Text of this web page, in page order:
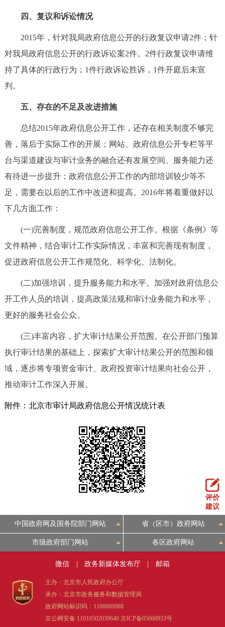
四、复议和诉讼情况
2015年，针对我局政府信息公开的行政复议申请2件；针
对我局政府信息公开的行政诉讼案2件。2件行政复议申请维
持了具体的行政行为；1件行政诉讼胜诉，1件开庭后未宣
判。
五、存在的不足及改进措施
总结2015年政府信息公开工作，还存在相关制度不够完
善，落后于实际工作的开展；网站、政府信息公开专栏等平
台与渠道建设与审计业务的融合还有发展空间、服务能力还
有待进一步提升；政府信息公开工作的内部培训较少等不
足，需要在以后的工作中改进和提高。2016年将着重做好以
下几方面工作：
(一)完善制度，规范政府信息公开工作。根据《条例》等
文件精神，结合审计工作实际情况，丰富和完善现有制度，
促进政府信息公开工作规范化、科学化、法制化。
(二)加强培训，提升服务能力和水平。加强对政府信息公
开工作人员的培训，提高政策法规和审计业务能力和水平，
更好的服务社会公众。
(三)丰富内容，扩大审计结果公开范围。在公开部门预算
执行审计结果的基础上，探索扩大审计结果公开的范围和领
域，逐步将专项资金审计、政府投资审计结果向社会公开，
推动审计工作深入开展。
附件：北京市审计局政府信息公开情况统计表
评价
建议
中国政府网及国务院部门网站 省（区市）政府网站
市级政府部门网站 各区政府网站
微信 政务新媒体发布厅 邮箱
主办：北京市人民政府办公厅
承办：北京市政务服务和数据管理局
政府网站标识码：1100000088
京公网安备 11010502039640 京ICP备05060933号